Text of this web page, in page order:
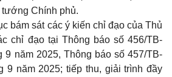
Chính phủ.
bám sát các ý kiến chỉ đạo của Thủ
chỉ đạo tại Thông báo số 456/TB-
9 năm 2025, Thông báo số 457/TB-
9 năm 2025; tiếp thu, giải trình đầy